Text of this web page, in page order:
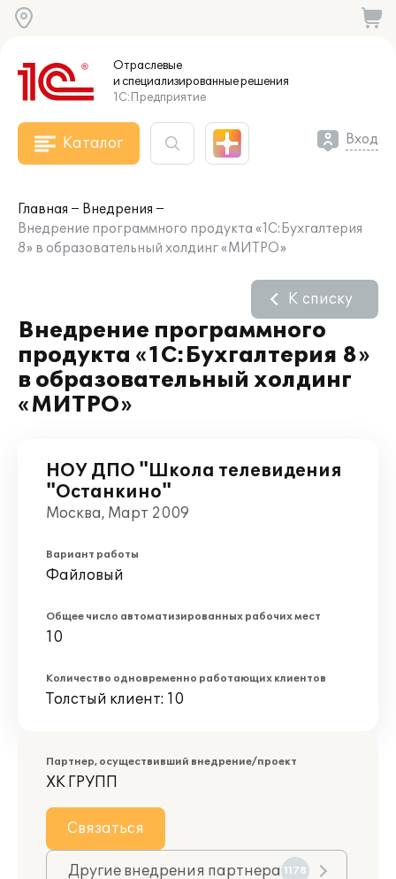
Отраслевые
и специализированныерешения
1С:Предприятие
Каталог Вход
Главная
Внедрения
Внедрение программного продукта «1С:Бухгалтерия
8» в образовательный холдинг «МИТРО»
Внедрение программного
продукта «1С:Бухгалтерия 8»
в образовательный холдинг
«МИТРО»
К списку
НОУ ДПО "Школа телевидения
"Останкино"
Москва, Март 2009
Вариант работы
Файловый
Общее число автоматизированных рабочих мест
10
Количество одновременно работающих клиентов
Толстый клиент: 10
Партнер, осуществивший внедрение/проект
ХК ГРУПП
Связаться
Другие внедрения партнера 1178